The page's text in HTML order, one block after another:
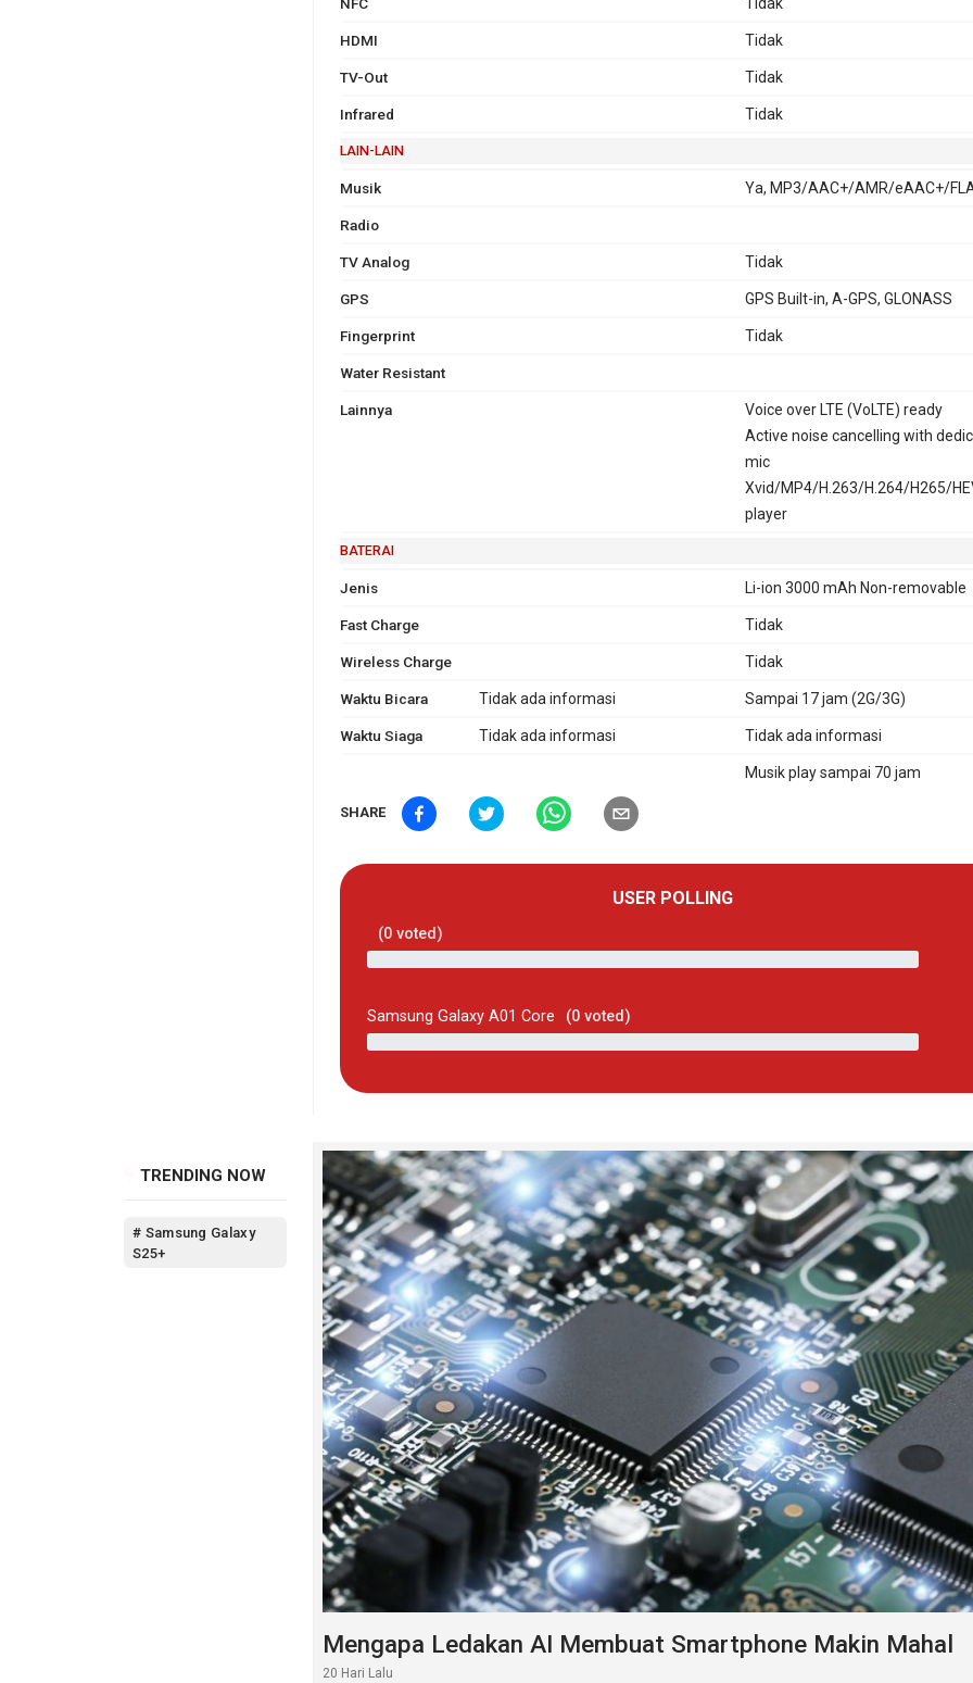
HDMI Tidak
TV-Out Tidak
Infrared Tidak
LAIN-LAIN
Musik Ya, MP3/AAC+/AMR/eAAC+/
Radio
TV Analog Tidak
GPS GPS Built-in, A-GPS, GLONASS
Fingerprint Tidak
Water Resistant
Lainnya
Voice over LTE (VoLTE) ready
Active noise cancelling with
mic
Xvid/MP4/H.263/H.264/H265/
player
BATERAI
Jenis Li-ion 3000 mAh Non-removable
Fast Charge Tidak
Wireless Charge Tidak
Waktu Bicara Tidak ada informasi Sampai 17 jam (2G/3G)
Waktu Siaga Tidak ada informasi Tidak ada informasi
Musik play sampai 70 jam
SHARE
USER POLLING
(0voted)
Samsung Galaxy A01 Core (0voted)
TRENDING NOW
# Samsung Galaxy
S25+
Mengapa Ledakan AI Membuat Smartphone Makin Mahal
20 Hari Lalu